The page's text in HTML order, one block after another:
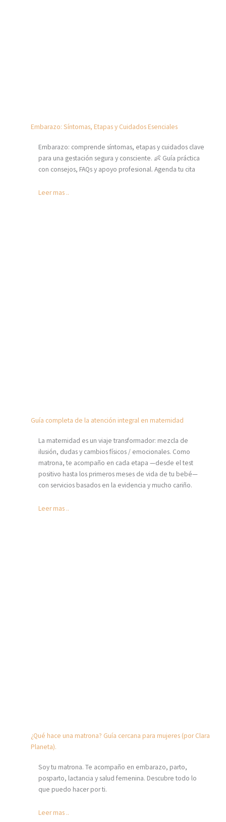
Embarazo: Síntomas, Etapas y Cuidados Esenciales
Embarazo: comprende síntomas, etapas y cuidados clave
para una gestación segura y consciente. 👶 Guía práctica
con consejos, FAQs y apoyo profesional. Agenda tu cita
Leer mas ..
Guía completa de la atención integral en maternidad
La maternidad es un viaje transformador: mezcla de
ilusión, dudas y cambios físicos / emocionales. Como
matrona, te acompaño en cada etapa —desde el test
positivo hasta los primeros meses de vida de tu bebé—
con servicios basados en la evidencia y mucho cariño.
Leer mas ..
¿Qué hace una matrona? Guía cercana para mujeres (por Clara
Planeta).
Soy tu matrona. Te acompaño en embarazo, parto,
posparto, lactancia y salud femenina. Descubre todo lo
que puedo hacer por ti.
Leer mas ..